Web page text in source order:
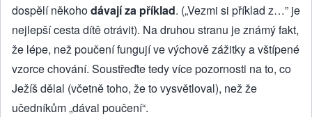
dospělí někohodávají za příklad. („Vezmi si příklad z…” je
nejlepší cesta dítě otrávit). Na druhou stranu je známý fakt,
že lépe, než poučení fungují ve výchově zážitky a vštípené
vzorce chování. Soustřeďte tedy více pozornosti na to, co
Ježíš dělal (včetně toho, že to vysvětloval), než že
učedníkům „dával poučení“.